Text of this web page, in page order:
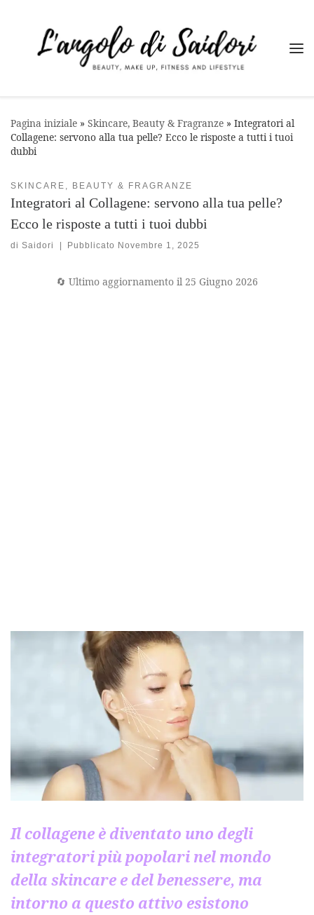
Pagina iniziale » Skincare, Beauty & Fragranze » Integratori al
Collagene: servono alla tua pelle? Ecco le risposte a tutti i tuoi
dubbi
SKINCARE, BEAUTY & FRAGRANZE
Integratori al Collagene: servono alla tua pelle?
Ecco le risposte a tutti i tuoi dubbi
di Saidori | Pubblicato Novembre 1, 2025
🔄 Ultimo aggiornamento il 25 Giugno 2026
Il collagene è diventato uno degli
integratori più popolari nel mondo
della skincare e del benessere, ma
intorno a questo attivo esistono